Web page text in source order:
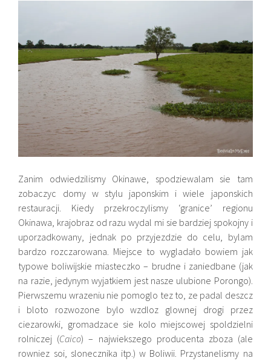
Zanim odwiedzilismy Okinawe, spodziewalam sie tam
zobaczyc domy w stylu japonskim i wiele japonskich
restauracji. Kiedy przekroczylismy ‘granice’ regionu
Okinawa, krajobraz od razu wydal mi sie bardziej spokojny i
uporzadkowany, jednak po przyjezdzie do celu, bylam
bardzo rozczarowana. Miejsce to wygladało bowiem jak
typowe boliwijskie miasteczko – brudne i zaniedbane (jak
na razie, jedynym wyjatkiem jest nasze ulubione Porongo).
Pierwszemu wrazeniu nie pomoglo tez to, ze padal deszcz
i bloto rozwozone bylo wzdloz glownej drogi przez
ciezarowki, gromadzace sie kolo miejscowej spoldzielni
rolniczej (Caico) – najwiekszego producenta zboza (ale
rowniez soi, slonecznika itp.) w Boliwii. Przystanelismy na